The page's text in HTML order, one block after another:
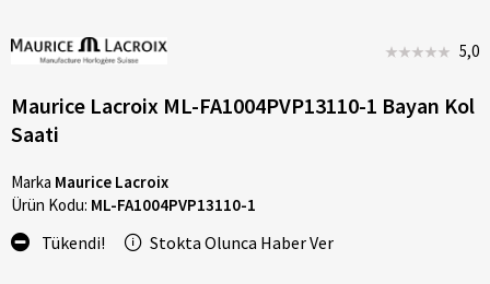
5,0
Maurice Lacroix ML-FA1004PVP13110-1 Bayan Kol
Saati
Marka Maurice Lacroix
Ürün Kodu: ML-FA1004PVP13110-1
Tükendi! Stokta Olunca Haber Ver